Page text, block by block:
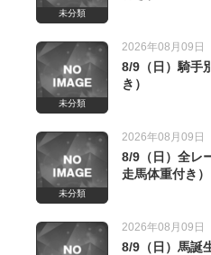
未分類
未分類
2026年08月09日
8/9（日）騎手
き）
未分類
2026年08月09日
8/9（日）全レ
走馬体重付き）
2026年08月09日
8/9（日）馬誕